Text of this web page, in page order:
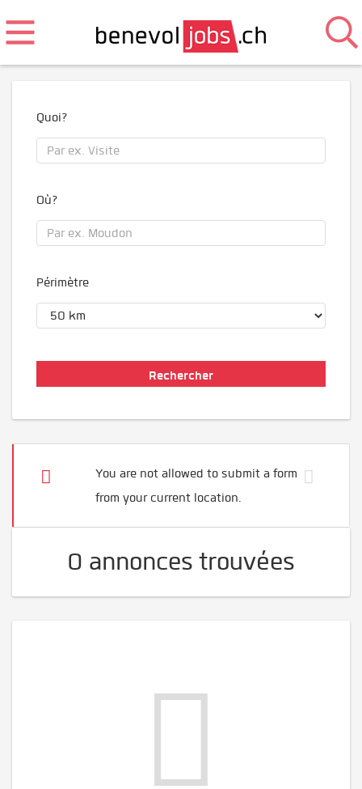
Quoi?
Où?
Périmètre
You are not allowed to submit a form
from your current location.
0 annonces trouvées